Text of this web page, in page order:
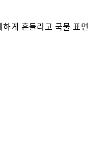
게 흔들리고 국물 표면